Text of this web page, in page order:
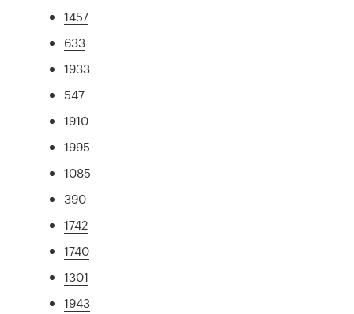
1457
633
1933
547
1910
1995
1085
390
1742
1740
1301
1943